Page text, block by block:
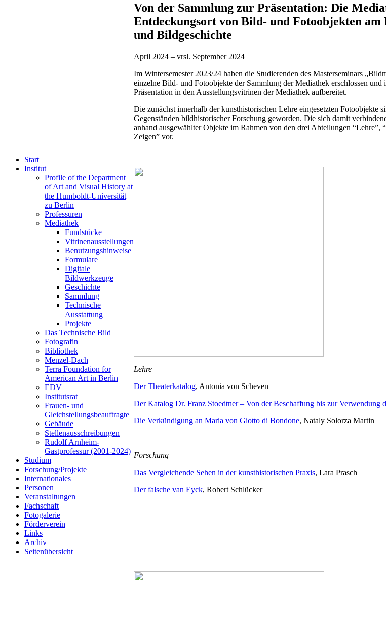
Start
Institut
Profile of the Department
of Art and Visual History at
the Humboldt-Universität
zu Berlin
Professuren
Mediathek
Fundstücke
Vitrinenausstellungen
Benutzungshinweise
Formulare
Digitale
Bildwerkzeuge
Geschichte
Sammlung
Technische
Ausstattung
Projekte
Das Technische Bild
Fotografin
Bibliothek
Menzel-Dach
Terra Foundation for
American Art in Berlin
EDV
Institutsrat
Frauen- und
Gleichstellungsbeauftragte
Gebäude
Stellenausschreibungen
Rudolf Arnheim-
Gastprofessur (2001-2024)
Studium
Forschung/Projekte
Internationales
Personen
Veranstaltungen
Fachschaft
Fotogalerie
Förderverein
Links
Archiv
Seitenübersicht
Von der Sammlung zur Präsentation: Die
Entdeckungsort von Bild- und Fotoobjekten
und Bildgeschichte
April 2024 – vrsl. September 2024
Im Wintersemester 2023/24 haben die Studierenden des Masterseminars
einzelne Bild- und Fotoobjekte der Sammlung der Mediathek erschlossen und
Präsentation in den Ausstellungsvitrinen der Mediathek aufbereitet.
Die zunächst innerhalb der kunsthistorischen Lehre eingesetzten Fotoobjekte
Gegenständen bildhistorischer Forschung geworden. Die sich damit
anhand ausgewählter Objekte im Rahmen von den drei Abteilungen “Lehre”,
Zeigen” vor.
Lehre
Der Theaterkatalog, Antonia von Scheven
Der Katalog Dr. Franz Stoedtner – Von der Beschaffung bis zur Verwendung
Die Verkündigung an Maria von Giotto di Bondone, Nataly Solorza Martin
Forschung
Das Vergleichende Sehen in der kunsthistorischen Praxis, Lara Prasch
Der falsche van Eyck, Robert Schlücker